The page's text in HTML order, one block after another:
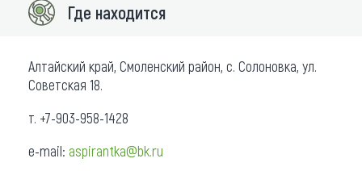
Где находится
Алтайский край, Смоленский район, с. Солоновка, ул.
Советская 18.
т. +7-903-958-1428
e-mail: aspirantka@bk.ru